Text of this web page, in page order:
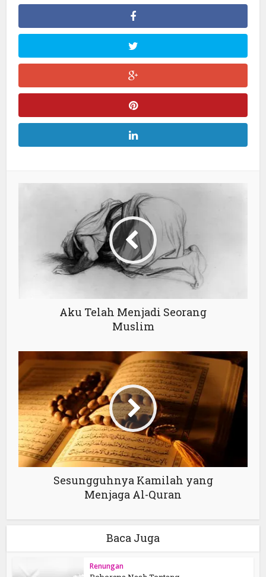
Aku Telah Menjadi Seorang
Muslim
Sesungguhnya Kamilah yang
Menjaga Al-Quran
Baca Juga
Renungan